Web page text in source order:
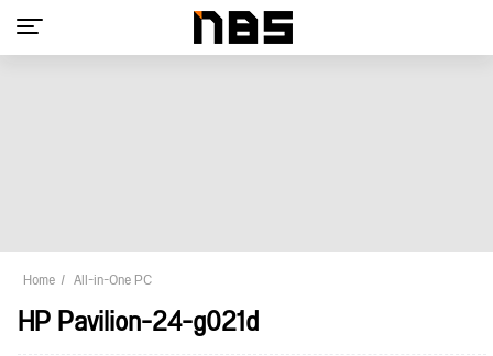
Home All-in-One PC
HP Pavilion-24-g021d